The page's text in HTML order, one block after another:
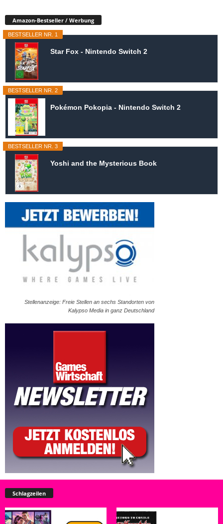
Amazon-Bestseller / Werbung
BESTSELLER NR. 1
Star Fox - Nintendo Switch 2
BESTSELLER NR. 2
Pokémon Pokopia - Nintendo Switch 2
BESTSELLER NR. 3
Yoshi and the Mysterious Book
Stellenanzeige: Freie Stellen an sechs Standorten von
Kalypso Media in ganz Deutschland
Schlagzeilen